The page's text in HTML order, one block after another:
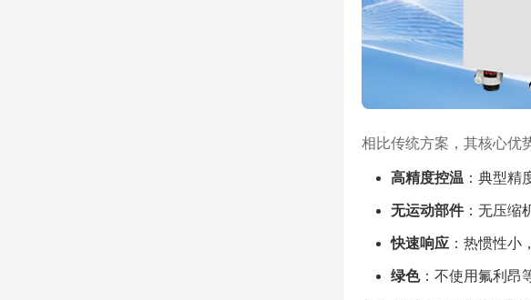
相比传统方案，其核心优
高精度控温 ：典型
无运动部件：无压缩
快速响应：热惯性小
绿色：不使用氟利昂